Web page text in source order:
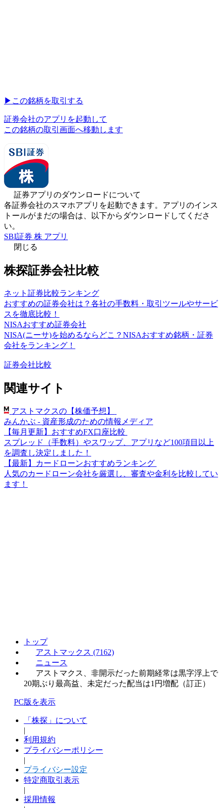
▶︎ この銘柄を取引する
証券会社のアプリを起動して
この銘柄の取引画面へ移動します
証券アプリのダウンロードについて
各証券会社のスマホアプリを起動できます。アプリのインス
トールがまだの場合は、以下からダウンロードしてくださ
い。
SBI証券 株 アプリ
閉じる
株探証券会社比較
ネット証券比較ランキング
おすすめの証券会社は？各社の手数料・取引ツールやサービ
スを徹底比較！
NISAおすすめ証券会社
NISA(ニーサ)を始めるならどこ？NISAおすすめ銘柄・証券
会社をランキング！
証券会社比較
関連サイト
アストマクスの【株価予想】
みんかぶ - 資産形成のための情報メディア
【毎月更新】おすすめFX口座比較
スプレッド（手数料）やスワップ、アプリなど100項目以上
を調査し決定しました！
【最新】カードローンおすすめランキング
人気のカードローン会社を厳選し、審査や金利を比較してい
ます！
トップ
アストマックス (7162)
ニュース
アストマクス、非開示だった前期経常は黒字浮上で
20期ぶり最高益、未定だった配当は1円増配（訂正）
PC版を表示
「株探」について
|
利用規約
プライバシーポリシー
|
プライバシー設定
特定商取引表示
|
採用情報